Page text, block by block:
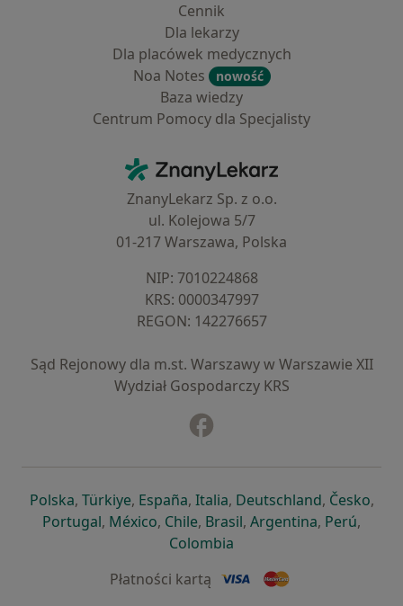
Cennik
Dla lekarzy
Dla placówek medycznych
Noa Notes
nowość
Baza wiedzy
Centrum Pomocy dla Specjalisty
ZnanyLekarz - Strona główna
ZnanyLekarz Sp. z o.o.
ul. Kolejowa 5/7
01-217 Warszawa, Polska
NIP: ⁠7010224868
KRS: ⁠0000347997
REGON: ⁠142276657
Sąd Rejonowy dla m.st. Warszawy w Warszawie XII
Wydział Gospodarczy KRS
Polskaotwiera się w nowej karcie
, Türkiyeotwiera się w nowej karcie
, Españaotwiera się w nowej karcie
, Italiaotwiera się w nowej
, Deutschlandotwiera się
, Česko,
Portugalotwiera się w nowej karcie
, Méxicootwiera się w nowej karcie
, Chileotwiera się w nowej karcie
, Brasilotwiera się w nowej
, Argentinaotwiera się
, Perú,
Colombia
Płatności kartą